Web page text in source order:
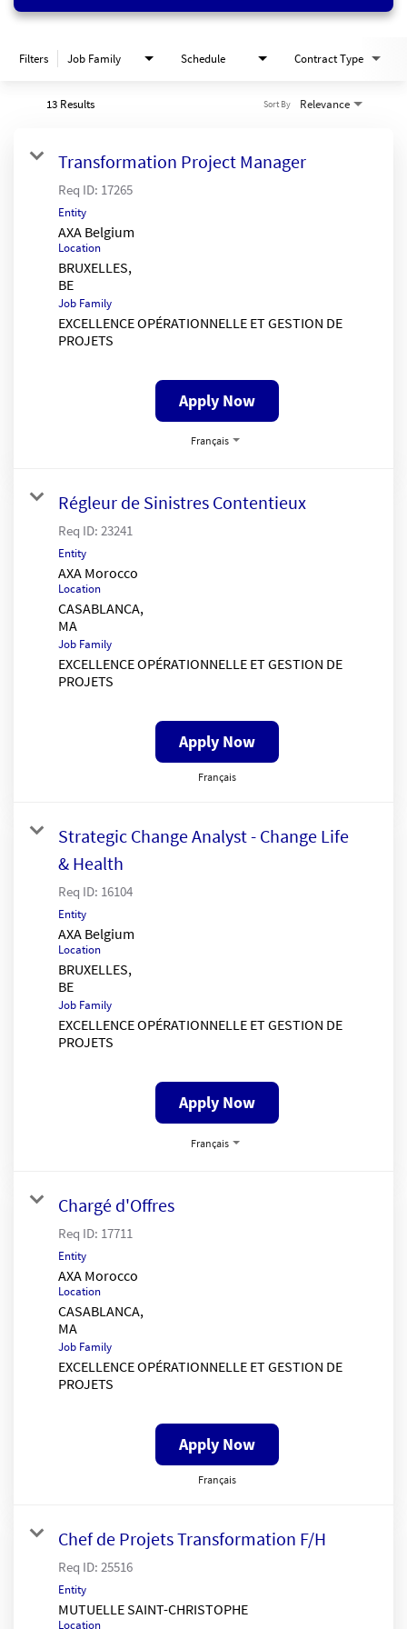
Filters Job Family Schedule Contract Type
13 Results Relevance
Sort By
Transformation Project Manager
Req ID: 17265
Entity
AXA Belgium
Location
BRUXELLES,
Job Family
EXCELLENCE OPÉRATIONNELLE ET GESTION DE
PROJETS
Apply Now
Français
Régleur de Sinistres Contentieux
Req ID: 23241
Entity
AXA Morocco
Location
CASABLANCA,
Job Family
EXCELLENCE OPÉRATIONNELLE ET GESTION DE
PROJETS
Apply Now
Français
Strategic Change Analyst - Change Life
& Health
Req ID: 16104
Entity
AXA Belgium
Location
BRUXELLES,
Job Family
EXCELLENCE OPÉRATIONNELLE ET GESTION DE
PROJETS
Apply Now
Français
Chargé d'Offres
Req ID: 17711
Entity
AXA Morocco
Location
CASABLANCA,
Job Family
EXCELLENCE OPÉRATIONNELLE ET GESTION DE
PROJETS
Apply Now
Français
Chef de Projets Transformation F/H
Req ID: 25516
Entity
MUTUELLE SAINT-CHRISTOPHE
Location